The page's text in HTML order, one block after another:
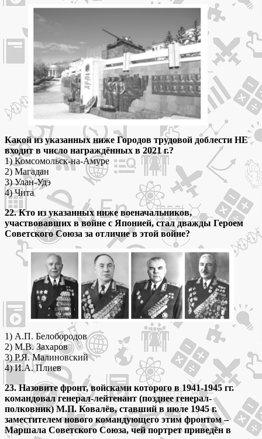
Какой из указанных ниже Городов трудовой доблести НЕ
входит в число награждённых в 2021 г.?
1) Комсомольск-на-Амуре
2) Магадан
3) Улан-Удэ
4) Чита
22. Кто из указанных ниже военачальников,
участвовавших в войне с Японией, стал дважды Героем
Советского Союза за отличие в этой войне?
1) А.П. Белобородов
2) М.В. Захаров
3) Р.Я. Малиновский
4) И.А. Плиев
23. Назовите фронт, войсками которого в 1941-1945 гг.
командовал генерал-лейтенант (позднее генерал-
полковник) М.П. Ковалёв, ставший в июле 1945 г.
заместителем нового командующего этим фронтом –
Маршала Советского Союза, чей портрет приведён в